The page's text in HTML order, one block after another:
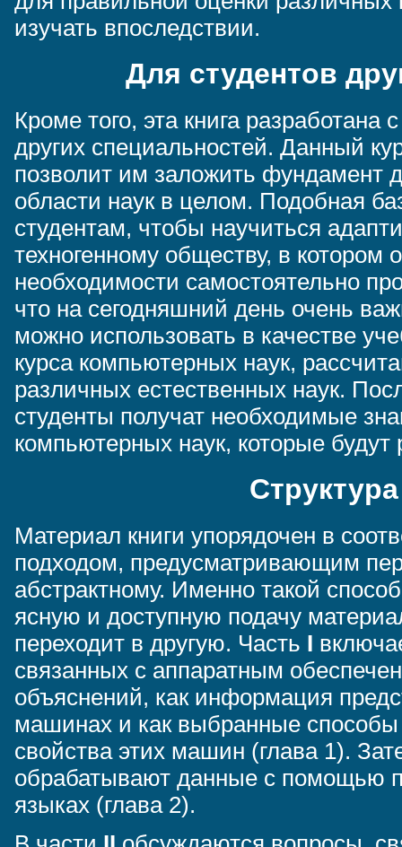
изучать впоследствии.
Для студентов
Кроме того, эта книга
других специальностей. Данный
позволит им заложить фундамент
области наук в целом. Подобная
студентам, чтобы научиться
техногенному обществу, в котором
необходимости самостоятельно
что на сегодняшний день очень
можно использовать в качестве
курса компьютерных наук,
различных естественных наук.
студенты получат необходимые
компьютерных наук, которые
Материал книги упорядочен в
подходом, предусматривающим
абстрактному. Именно такой
ясную и доступную подачу
переходит в другую. Часть I
связанных с аппаратным
объяснений, как информация
машинах и как выбранные
свойства этих машин (глава 1).
обрабатывают данные с помощью
языках (глава 2).